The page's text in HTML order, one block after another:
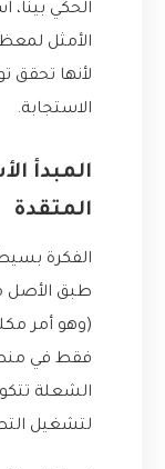
الأمثل
لأنها تحقق
الاستجابة.
المبدأ
المتقدة
الفكرة
طبق الأصل
(وهو أمر
الشعلة
لتشغيل